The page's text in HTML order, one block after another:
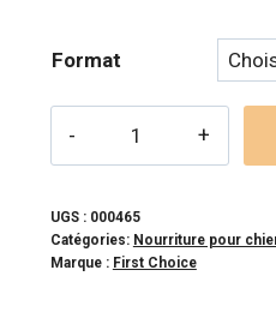
à
Format
CHOICE-
Formule
UGS : 000465
Catégories: Nourriture pour
Marque : First Choice